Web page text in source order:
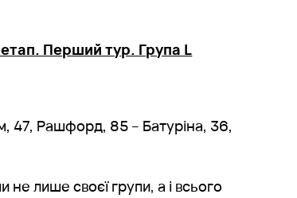
Перший тур. Група L
47, Рашфорд, 85 – Батуріна, 36,
не лише своєї групи, а і всього